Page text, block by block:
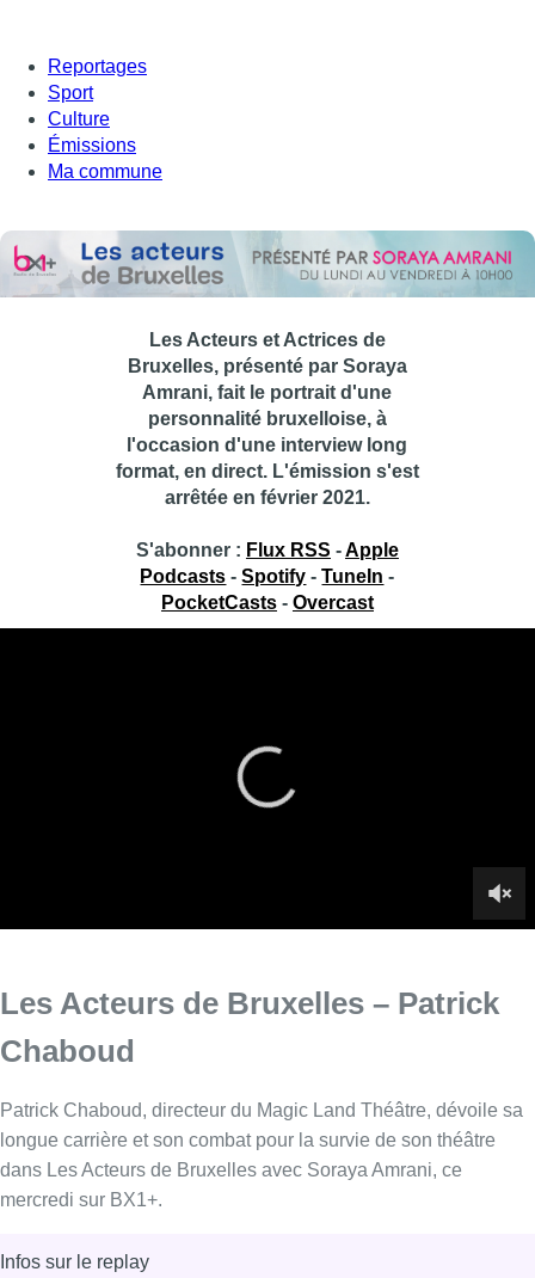
Reportages
Sport
Culture
Émissions
Ma commune
Les Acteurs et Actrices de
Bruxelles, présenté par Soraya
Amrani, fait le portrait d'une
personnalité bruxelloise, à
l'occasion d'une interview long
format, en direct. L'émission s'est
arrêtée en février 2021.
S'abonner : Flux RSS -Apple
Podcasts -Spotify -TuneIn -
PocketCasts- Overcast
Patrick Chaboud, directeur du Magic Land Théâtre, dévoile sa